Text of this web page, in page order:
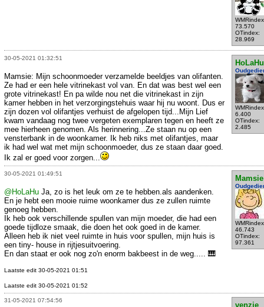
73.570
OTindex:
28.969
30-05-2021 01:32:51
HoLaHu
6.400
OTindex:
2.485
Mamsie: Mijn schoonmoeder verzamelde beeldjes van olifanten.
Ze had er een hele vitrinekast vol van. En dat was best wel een
grote vitrinekast! En pa wilde nou net die vitrinekast in zijn
kamer hebben in het verzorgingstehuis waar hij nu woont. Dus er
zijn dozen vol olifantjes verhuist de afgelopen tijd...Mijn Lief
kwam vandaag nog twee vergeten exemplaren tegen en heeft ze
mee hierheen genomen. Als herinnering...Ze staan nu op een
vensterbank in de woonkamer. Ik heb niks met olifantjes, maar
ik had wel wat met mijn schoonmoeder, dus ze staan daar goed.
Ik zal er goed voor zorgen...
30-05-2021 01:49:51
Mamsie
46.743
OTindex:
97.361
@HoLaHu Ja, zo is het leuk om ze te hebben.als aandenken.
En je hebt een mooie ruime woonkamer dus ze zullen ruimte
genoeg hebben.
Ik heb ook verschillende spullen van mijn moeder, die had een
goede tijdloze smaak, die doen het ook goed in de kamer.
Alleen heb ik niet veel ruimte in huis voor spullen, mijn huis is
een tiny- house in rijtjesuitvoering.
En dan staat er ook nog zo'n enorm bakbeest in de weg..... 🎹
Laatste edit 30-05-2021 01:51
Laatste edit 30-05-2021 01:52
31-05-2021 07:54:56
venzje